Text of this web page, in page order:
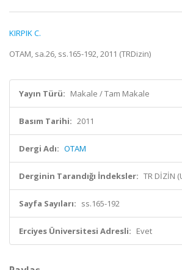
KIRPIK C.
OTAM, sa.26, ss.165-192, 2011 (TRDizin)
Yayın Türü: Makale / Tam Makale
Basım Tarihi: 2011
Dergi Adı: OTAM
Derginin Tarandığı İndeksler: TR DİZİN
Sayfa Sayıları: ss.165-192
Erciyes Üniversitesi Adresli: Evet